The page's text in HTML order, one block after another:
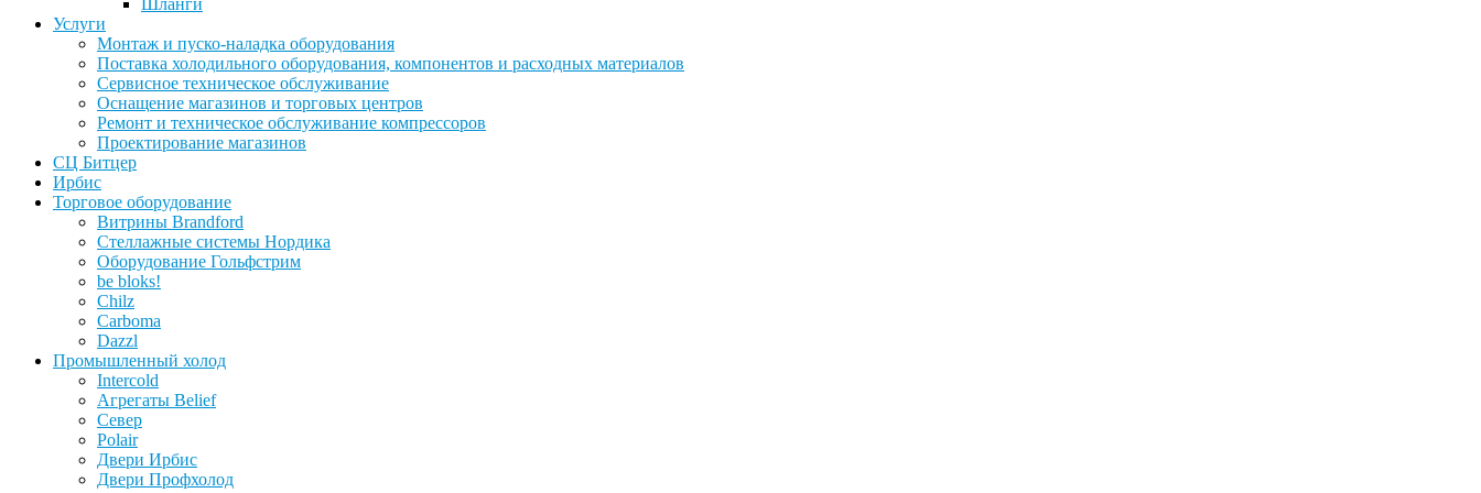
Шланги
Услуги
Монтаж и пуско-наладка оборудования
Поставка холодильного оборудования, компонентов и расходных материалов
Сервисное техническое обслуживание
Оснащение магазинов и торговых центров
Ремонт и техническое обслуживание компрессоров
Проектирование магазинов
СЦ Битцер
Ирбис
Торговое оборудование
Витрины Brandford
Стеллажные системы Нордика
Оборудование Гольфстрим
be bloks!
Chilz
Carboma
Dazzl
Промышленный холод
Intercold
Агрегаты Belief
Север
Polair
Двери Ирбис
Двери Профхолод